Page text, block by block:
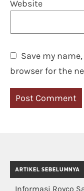
Website
Save my
browser for the
ARTIKEL SEBELUMNYA
Informasi Royco